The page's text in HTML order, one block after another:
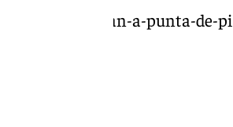
secuestran-a-punta-